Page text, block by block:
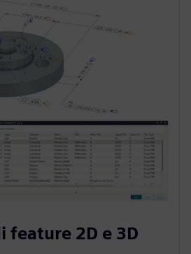
feature 2D e 3D